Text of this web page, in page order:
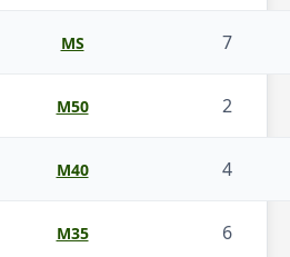
MS 7
M50 2
M40 4
M35 6